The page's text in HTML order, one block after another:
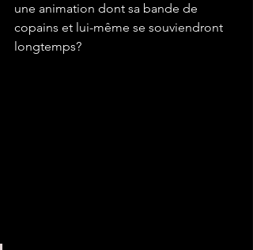
une animation dont sa bande de
copains et lui-même se souviendront
longtemps?